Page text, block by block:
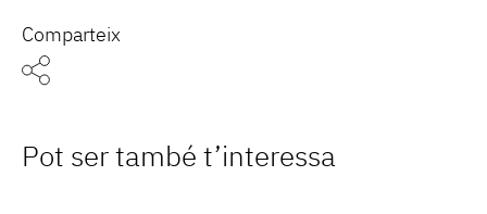
Comparteix
Pot ser també t’interessa